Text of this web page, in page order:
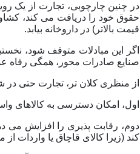
در چنین چارچوبی، تجارت از یک
حقوق خود را دریافت می کند،
قیمت بالاتر) در داروخانه بیابد.
اگر این مبادلات متوقف شود،
صنایع صادرات محور، همگی رفاه
از منظری کلان تر، تجارت حتی در
اول، امکان دسترسی به کالاهای
دوم، رقابت پذیری را افزایش می
کند (زیرا کالای قاچاق یا واردات